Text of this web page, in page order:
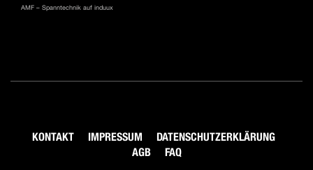
AMF – Spanntechnik auf induux
KONTAKT IMPRESSUM
DATENSCHUTZERKLÄRUNG
AGB
FAQ